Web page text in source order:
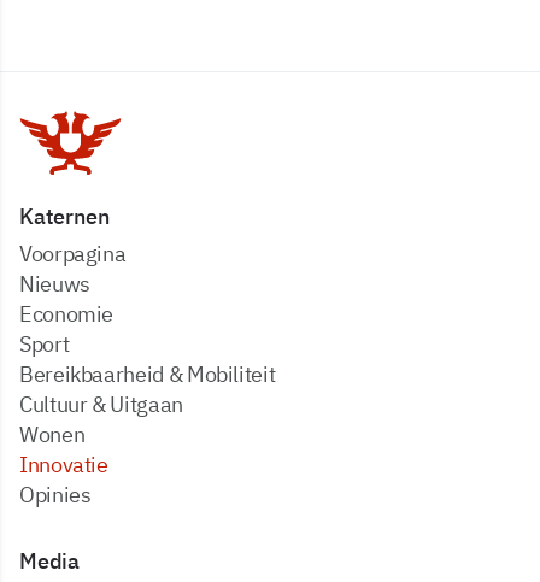
Katernen
Voorpagina
Nieuws
Economie
Sport
Bereikbaarheid & Mobiliteit
Cultuur & Uitgaan
Wonen
Innovatie
Opinies
Media